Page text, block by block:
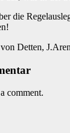
die
Detten,
comment.